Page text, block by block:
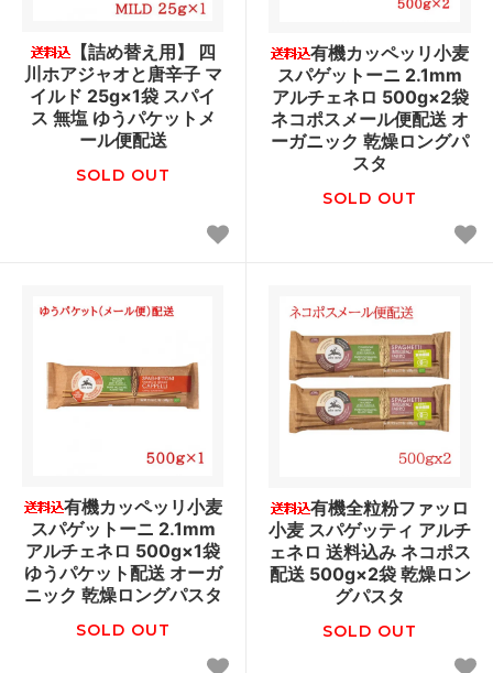
【詰め替え用】 四
川ホアジャオと唐辛子 マ
イルド 25g×1袋 スパイ
ス 無塩 ゆうパケットメ
ール便配送
SOLD OUT
有機カッペッリ小麦
スパゲットーニ 2.1mm
アルチェネロ 500g×2袋
ネコポスメール便配送 オ
ーガニック 乾燥ロングパ
スタ
SOLD OUT
有機カッペッリ小麦
スパゲットーニ 2.1mm
アルチェネロ 500g×1袋
ゆうパケット配送 オーガ
ニック 乾燥ロングパスタ
SOLD OUT
有機全粒粉ファッロ
小麦 スパゲッティ アルチ
ェネロ 送料込み ネコポス
配送 500g×2袋 乾燥ロン
グパスタ
SOLD OUT